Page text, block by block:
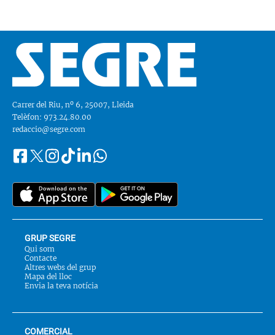
Carrer del Riu, nº 6, 25007, Lleida
Telèfon: 973.24.80.00
redaccio@segre.com
Segueix-
a::
FacebookInstagram
TiktokLinkedinWhatsapp
GRUP SEGRE
Qui som
Contacte
Altres webs del grup
Mapa del lloc
Envia la teva notícia
COMERCIAL